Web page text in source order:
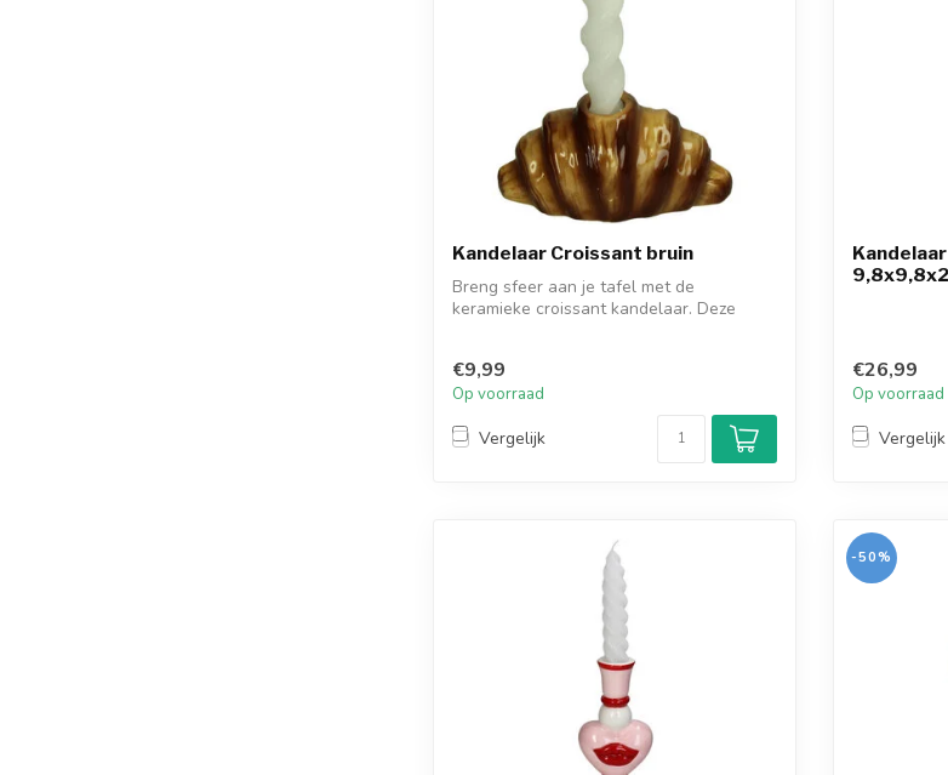
Kandelaar Croissant bruin
Breng sfeer aan je tafel met de
keramieke croissant kandelaar. Deze
€9,99
Op voorraad
Vergelijk
€26,99
Op voorraad
Vergelijk
-50%